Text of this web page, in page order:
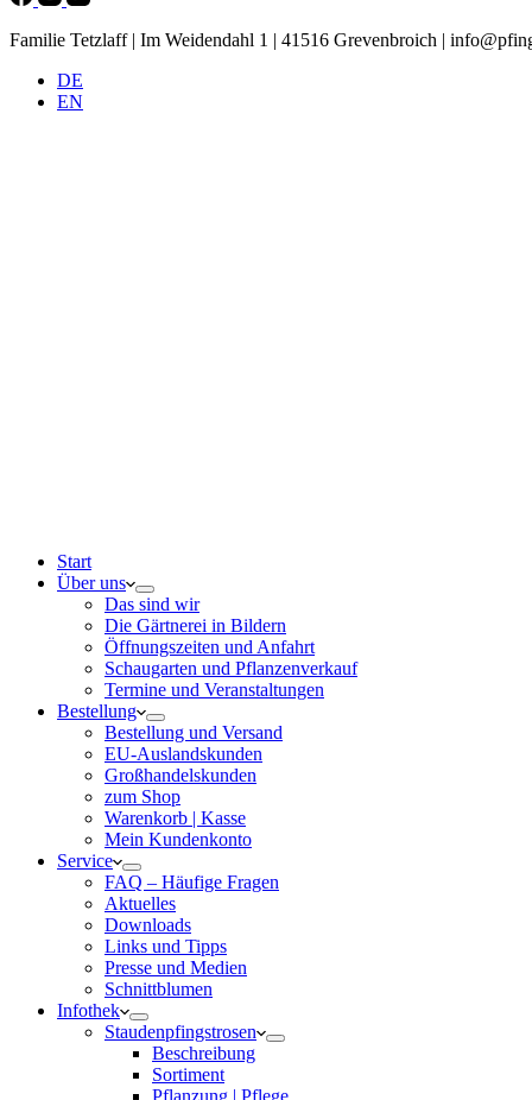
Familie Tetzlaff | Im Weidendahl 1 | 41516 Grevenbroich |
DE
EN
Start
Über uns
Das sind wir
Die Gärtnerei in Bildern
Öffnungszeiten und Anfahrt
Schaugarten und Pflanzenverkauf
Termine und Veranstaltungen
Bestellung
Bestellung und Versand
EU-Auslandskunden
Großhandelskunden
zum Shop
Warenkorb | Kasse
Mein Kundenkonto
Service
FAQ – Häufige Fragen
Aktuelles
Downloads
Links und Tipps
Presse und Medien
Schnittblumen
Infothek
Staudenpfingstrosen
Beschreibung
Sortiment
Pflanzung | Pflege